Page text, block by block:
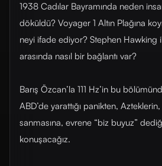
1938 Cadılar Bayramında neden
döküldü? Voyager 1 Altın Plağına
neyi ifade ediyor? Stephen Hawking
arasında nasıl bir bağlantı var?
Barış Özcan’la 111 Hz’in bu
ABD’de yarattığı panikten,
sanmasına, evrene “biz buyuz”
konuşacağız.